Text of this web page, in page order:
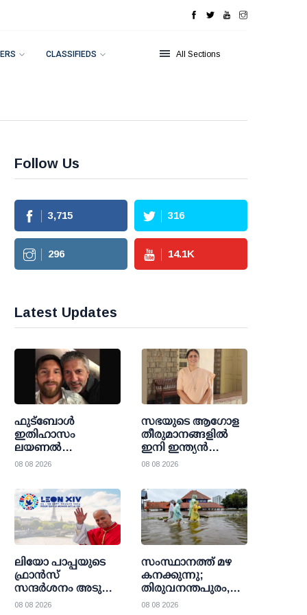
CLASSIFIEDS All Sections
Follow Us
3,715 316
296 14.1K
Latest Updates
ഫുട്ബോൾ
ഇതിഹാസം
ലയണൽ
മെസിയുടെ പിതാവ്
അന്തരിച്ചു
08 08 2026
സഭയുടെ ആഗോള
തീരുമാനങ്ങളിൽ
ഇനി ഇന്ത്യൻ
സന്ന്യാസിനിയുടെ
സിസ്റ്റർ മരിയ
നിർമലിനിക്ക്
വത്തിക്കാൻ
നിയമനം
08 08 2026
ലിയോ പാപ്പയുടെ
ഫ്രാൻസ്
സന്ദർശനം അടുത്ത
മാസം; ലൂർദ്
08 08 2026
സംസ്ഥാനത്ത് മഴ
കനക്കുന്നു;
തിരുവനന്തപുരം,
ഇടുക്കി ജില്ലകളിൽ
08 08 2026